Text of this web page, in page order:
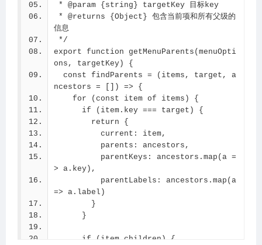
      if (item.key === targetKey) {
        result.push(...newPath)
      if (item.children && dfs(item.chi
ldren, newPath)) {
        return true
      }
    return false
  dfs(options, [])
  return result
// 使用
const path = getMenuPath(menuOptions,
'user-list')
// 输出: [
* @param {string} targetKey 目标key
信息
*/
export function getMenuParents(menuOpti
ons, targetKey) {
ncestors = []) => {
    for (const item of items) {
      if (item.key === target) {
        return {
          current: item,
          parents: ancestors,
> a.key),
=> a.label)
        }
      }
      if (item.children) {